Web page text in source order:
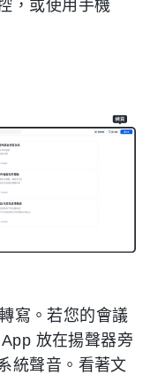
，或使用手機
寫。若您的會議
放在揚聲器旁
統聲音。看著文